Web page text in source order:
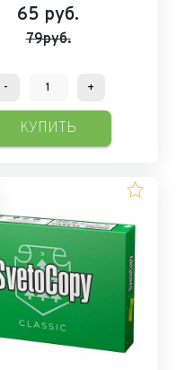
65 руб.
79руб.
- +
КУПИТЬ